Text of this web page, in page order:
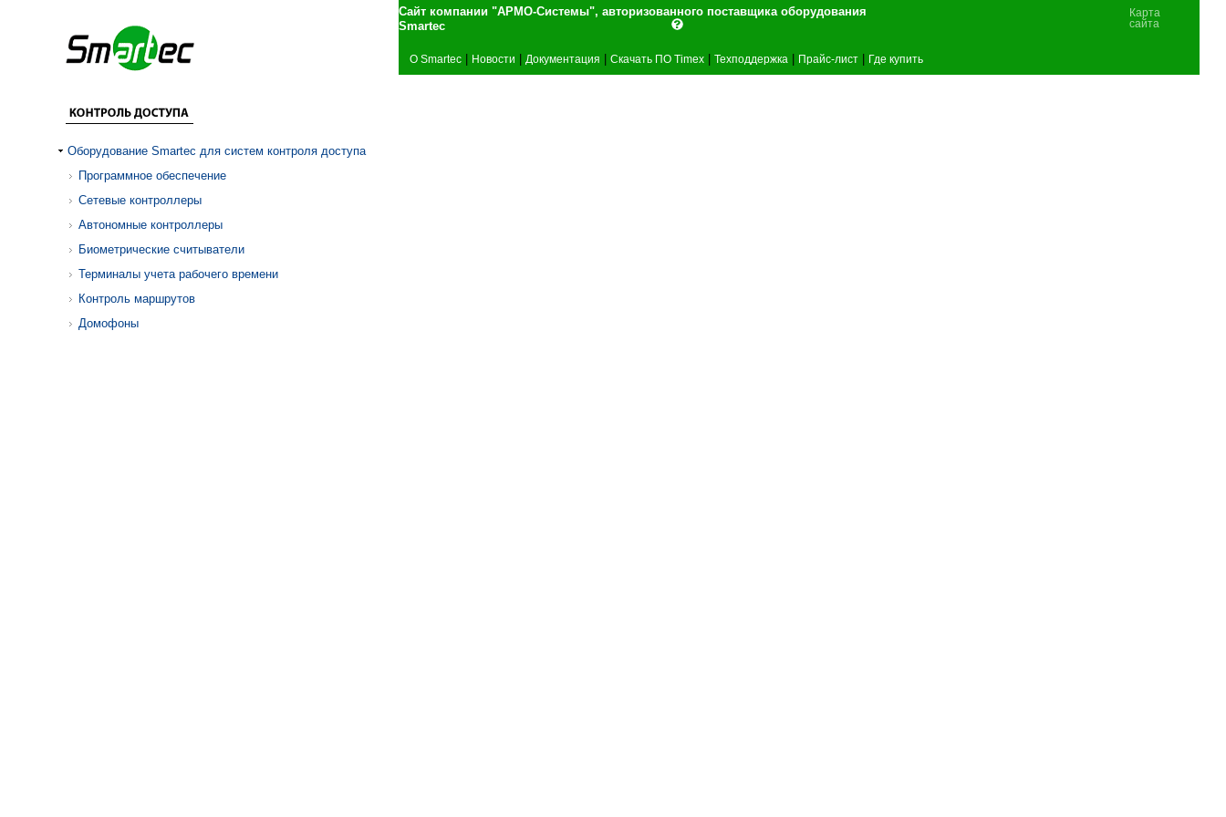
Сайт компании "АРМО-Системы", авторизованного поставщика оборудования
Smartec
Карта
сайта
О Smartec Новости Документация Скачать ПО Timex Техподдержка Прайс-лист Где купить
Оборудование Smartec для систем контроля доступа
Программное обеспечение
Сетевые контроллеры
Автономные контроллеры
Биометрические считыватели
Терминалы учета рабочего времени
Контроль маршрутов
Домофоны